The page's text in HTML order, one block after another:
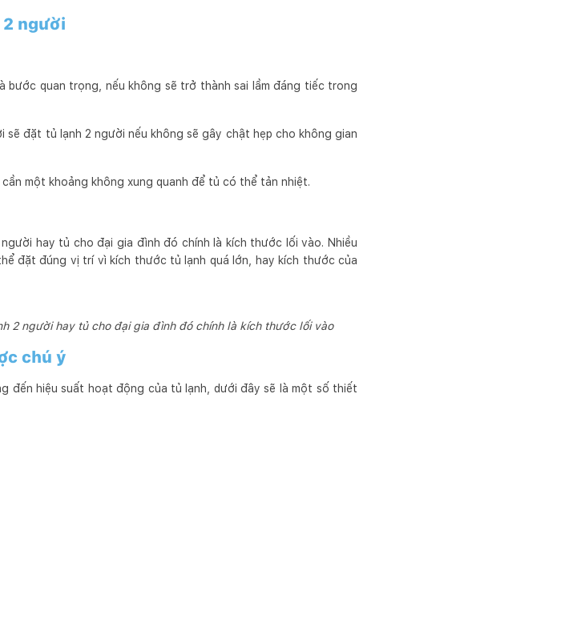
người
quan trọng, nếu không sẽ trở thành sai lầm đáng tiếc trong
sẽ đặt tủ lạnh 2 người nếu không sẽ gây chật hẹp cho không gian
một khoảng không xung quanh để tủ có thể tản nhiệt.
hay tủ cho đại gia đình đó chính là kích thước lối vào. Nhiều
đặt đúng vị trí vì kích thước tủ lạnh quá lớn, hay kích thước của
2 người hay tủ cho đại gia đình đó chính là kích thước lối vào
chú ý
đến hiệu suất hoạt động của tủ lạnh, dưới đây sẽ là một số thiết